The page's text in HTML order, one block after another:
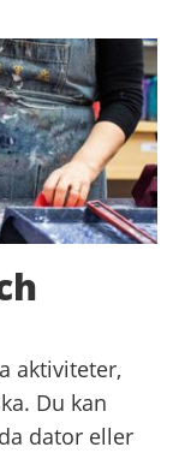
aktiviteter,
Du kan
dator eller